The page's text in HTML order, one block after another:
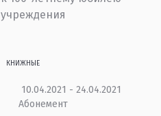
учреждения
КНИЖНЫЕ
10.04.2021 - 24.04.2021
Абонемент